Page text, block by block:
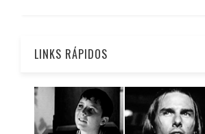
LINKS RÁPIDOS